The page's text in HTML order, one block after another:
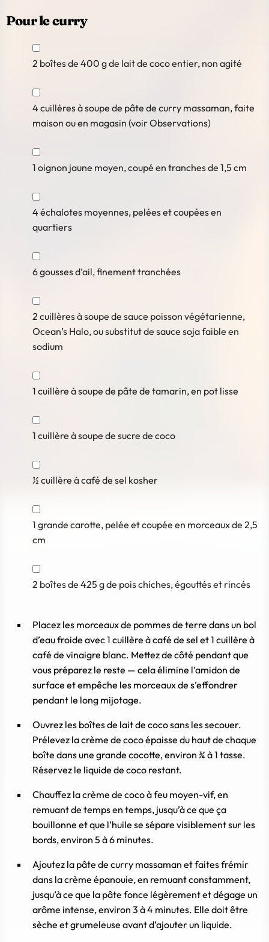
Pour le curry
2 boîtes de 400 gde lait de coco entier, non agité
4 cuillères à soupe de pâte de curry massaman, faite
maison ou en magasin (voir Observations)
1 oignon jaune moyen, coupé en tranches de 1,5 cm
4 échalotes moyennes, pelées et coupées en
quartiers
6gousses d’ail, finement tranchées
2 cuillères à soupe de sauce poisson végétarienne,
Ocean’s Halo, ou substitut de sauce soja faible en
sodium
1 cuillère à soupe de pâte de tamarin, en pot lisse
1 cuillère à soupe de sucre de coco
½ cuillère à café de sel kosher
1 grande carotte, pelée et coupée en morceaux de 2,5
cm
2 boîtes de 425 gde pois chiches, égouttés et rincés
Placez les morceaux de pommes de terre dans un bol
d’eau froide avec 1 cuillère à café de sel et 1 cuillère à
café de vinaigre blanc. Mettez de côté pendant que
vous préparez le reste — cela élimine l’amidon de
surface et empêche les morceaux de s’effondrer
pendant le long mijotage.
Ouvrez les boîtes de lait de coco sans les secouer.
Prélevez la crème de coco épaisse du haut de chaque
boîte dans une grande cocotte, environ ¾ à 1 tasse.
Réservez le liquide de coco restant.
Chauffez la crème de coco à feu moyen-vif, en
remuant de temps en temps, jusqu’à ce que ça
bouillonne et que l’huile se sépare visiblement sur les
bords, environ 5 à 6 minutes.
Ajoutez la pâte de curry massaman et faites frémir
dans la crème épanouie, en remuant constamment,
jusqu’à ce que la pâte fonce légèrement et dégage un
arôme intense, environ 3 à 4 minutes. Elle doit être
sèche et grumeleuse avant d’ajouter un liquide.